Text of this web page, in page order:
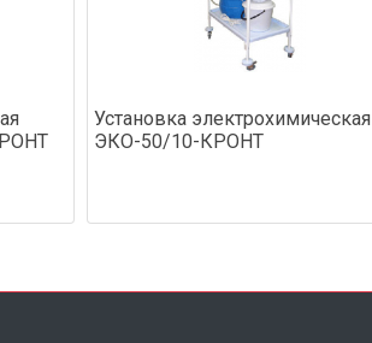
Установка электрохимическая
ЭКО-50/10-КРОНТ